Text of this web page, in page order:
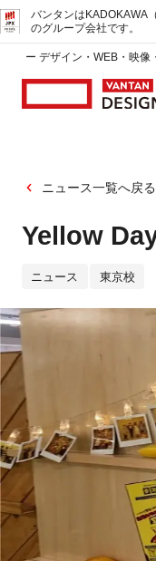
バンタンはKADOKAWA
のグループ会社です。
ー デザイン・WEB・映像
ニュース一覧へ戻る
Yellow
ニュース 東京校